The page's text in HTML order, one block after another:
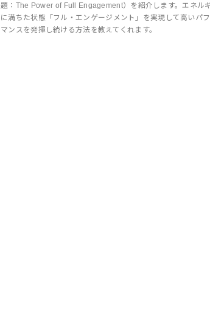
題：The Power of Full Engagement）を紹介します。エネル
に満ちた状態「フル・エンゲージメント」を実現して高いパ
マンスを発揮し続ける方法を教えてくれます。